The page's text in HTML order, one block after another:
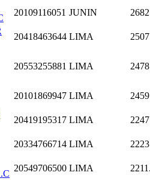
20109116051 JUNIN
20418463644 LIMA
20553255881 LIMA
20101869947 LIMA
20419195317 LIMA
20334766714 LIMA
20549706500 LIMA